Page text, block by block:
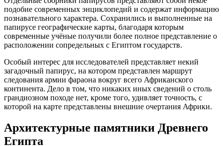
подобие современных энциклопедий и содержат информацию
познавательного характера. Сохранились и выполненные на
папирусе географические карты, благодаря которым
современные учёные получили более полное представление о
расположении сопредельных с Египтом государств.
Особый интерес для исследователей представляет некий
загадочный папирус, на котором представлен маршрут
следования армии фараона вокруг всего Африканского
континента. Дело в том, что никаких иных сведений о столь
грандиозном походе нет, кроме того, удивляет точность, с
которой на карте представлены внешние очертания Африки.
Архитектурные памятники Древнего
Египта